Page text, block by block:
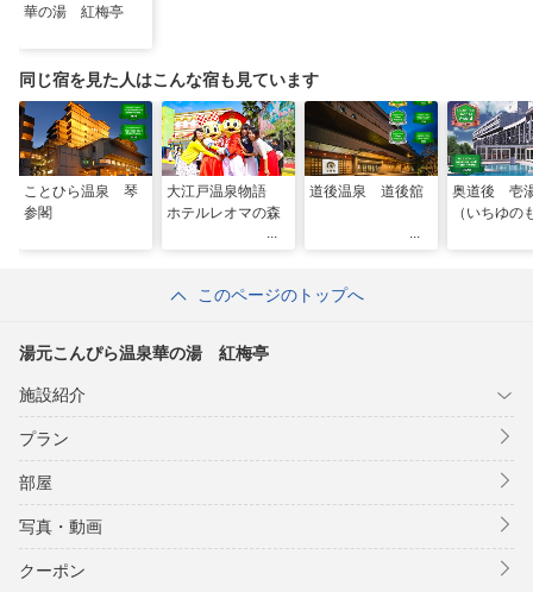
華の湯 紅梅亭
同じ宿を見た人はこんな宿も見ています
ことひら温泉 琴
参閣
大江戸温泉物語
ホテルレオマの森
道後温泉 道後舘
奥道後 壱
（いちゆの
このページのトップへ
湯元こんぴら温泉華の湯 紅梅亭
施設紹介
プラン
部屋
写真・動画
クーポン